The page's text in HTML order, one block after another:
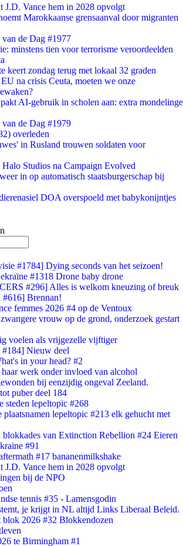
J.D. Vance hem in 2028 opvolgt
Marokkaanse grensaanval door migranten
van de Dag #1977
minstens tien voor terrorisme veroordeelden
keert zondag terug met lokaal 32 graden
EU na crisis Ceuta, moeten we onze
AI-gebruik in scholen aan: extra mondelinge
van de Dag #1979
overleden
in Rusland trouwen soldaten voor
Studios na Campaign Evolved
in op automatisch staatsburgerschap bij
DOA overspoeld met babykonijntjes
#1784] Dying seconds van het seizoen!
#1318 Drone baby drone
#296] Alles is welkom kneuzing of breuk
#616] Brennan!
femmes 2026 #4 op de Ventoux
vrouw op de grond, onderzoek gestart
voelen als vrijgezelle vijftiger
#184] Nieuw deel
in your head? #2
werk onder invloed van alcohol
bij eenzijdig ongeval Zeeland.
puber deel 184
steden lepeltopic #268
plaatsnamen lepeltopic #213 elk gehucht met
blokkades van Extinction Rebellion #24 Eieren
#91
#17 bananenmilkshake
J.D. Vance hem in 2028 opvolgt
bij de NPO
tennis #35 - Lamensgodin
je krijgt in NL altijd Links Liberaal Beleid.
2026 #32 Blokkendozen
te Birmingham #1